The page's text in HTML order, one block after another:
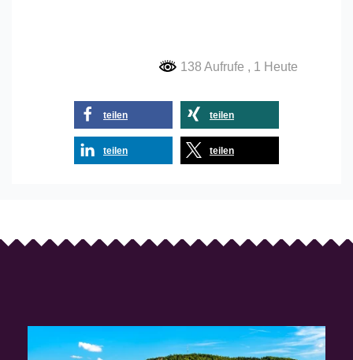
138 Aufrufe , 1 Heute
teilen teilen
teilen teilen